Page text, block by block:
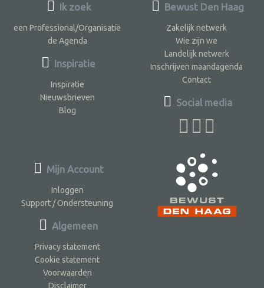
Ik zoek
een Professional/Organisatie
de Agenda
Inspiratie
Inspiratie
Nieuwsbrieven
Blog
Bewust Den Haag
Zakelijk netwerk
Wie zijn we
Landelijk netwerk
Inschrijven maandagenda
Contact
Social media
Mijn Account
Inloggen
Support / Ondersteuning
Algemeen
Privacy statement
Cookie statement
Voorwaarden
Disclaimer